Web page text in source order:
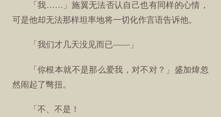
「我……」施翼无法否认自己也有同样的心情，
可是他却无法那样坦率地将一切化作言语告诉他。
「我们才几天没见而已——」
「你根本就不是那么爱我，对不对？」盛加煒忽
然闹起了彆扭。
「不、不是！